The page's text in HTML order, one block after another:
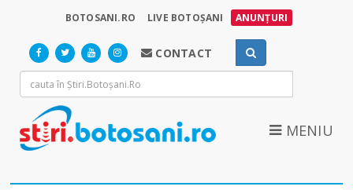
BOTOSANI.RO LIVE BOTOȘANI ANUNȚURI
CONTACT
MENIU